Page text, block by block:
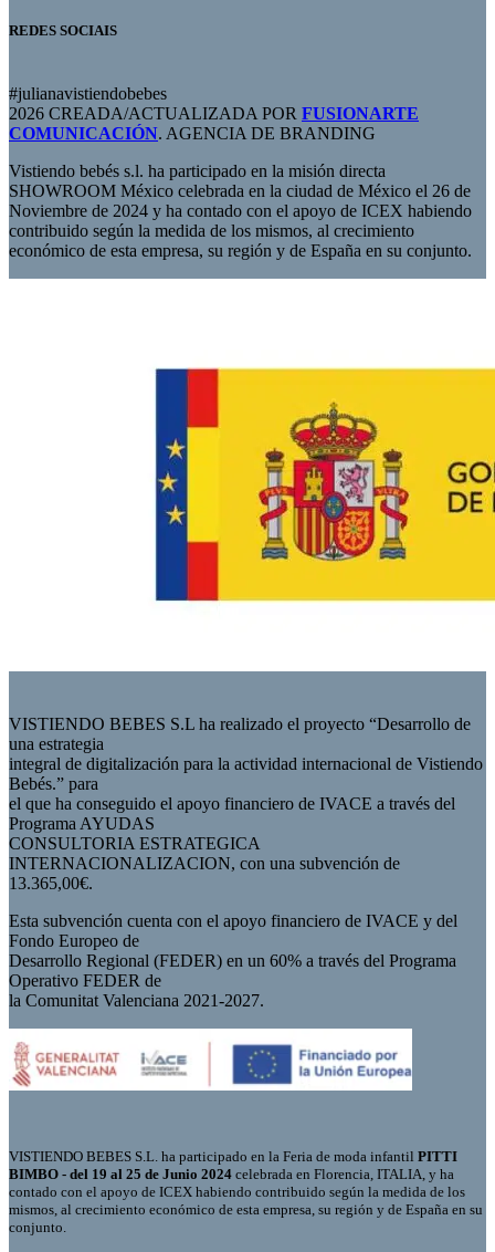
REDES SOCIAIS
#julianavistiendobebes
2026 CREADA/ACTUALIZADA POR FUSIONARTE
COMUNICACIÓN. AGENCIA DE BRANDING
Vistiendo bebés s.l. ha participado en la misión directa
SHOWROOM México celebrada en la ciudad de México el 26 de
Noviembre de 2024 y ha contado con el apoyo de ICEX habiendo
contribuido según la medida de los mismos, al crecimiento
económico de esta empresa, su región y de España en su conjunto.
VISTIENDO BEBES S.L ha realizado el proyecto “Desarrollo de
una estrategia
integral de digitalización para la actividad internacional de Vistiendo
Bebés.” para
el que ha conseguido el apoyo financiero de IVACE a través del
Programa AYUDAS
CONSULTORIA ESTRATEGICA
INTERNACIONALIZACION, con una subvención de
13.365,00€.
Esta subvención cuenta con el apoyo financiero de IVACE y del
Fondo Europeo de
Desarrollo Regional (FEDER) en un 60% a través del Programa
Operativo FEDER de
la Comunitat Valenciana 2021-2027.
VISTIENDO BEBES S.L. ha participado en la Feria de moda infantil PITTI
BIMBO - del 19 al 25 de Junio 2024 celebrada en Florencia, ITALIA, y ha
contado con el apoyo de ICEX habiendo contribuido según la medida de los
mismos, al crecimiento económico de esta empresa, su región y de España en su
conjunto.